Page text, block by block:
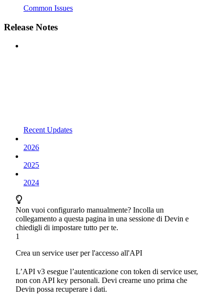
Common Issues
Release Notes
Recent Updates
2026
2025
2024
Non vuoi configurarlo manualmente? Incolla un
collegamento a questa pagina in una sessione di Devin e
chiedigli di impostare tutto per te.
1
Crea un service user per l'accesso all'API
L’API v3 esegue l’autenticazione con token di service user,
non con API key personali. Devi crearne uno prima che
Devin possa recuperare i dati.